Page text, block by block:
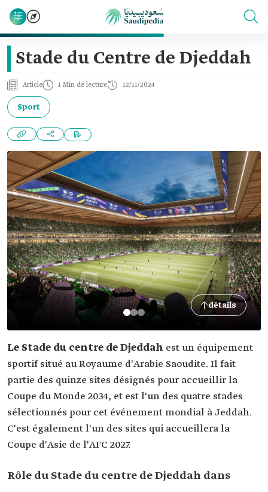
Stade du Centre de Djeddah
Article 1 Min de lecture 12/11/2024
Sport
détails
Le Stade du centre de Djeddah est un équipement
sportif situé au Royaume d'Arabie Saoudite. Il fait
partie des quinze sites désignés pour accueillir la
Coupe du Monde 2034, et est l'un des quatre stades
sélectionnés pour cet événement mondial à Jeddah.
C'est également l'un des sites qui accueillera la
Coupe d'Asie de l'AFC 2027.
Rôle du Stade du centre de Djeddah dans